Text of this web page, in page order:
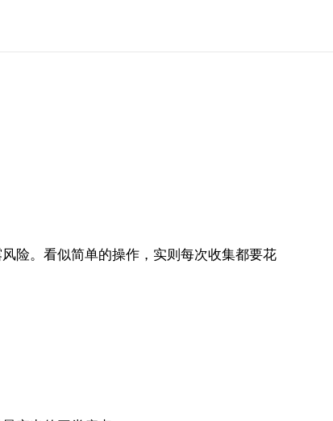
险。看似简单的操作，实则每次收集都要花